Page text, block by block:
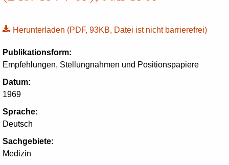
Herunterladen (PDF, 93KB, Datei ist nicht barrierefrei)
Publikationsform:
Empfehlungen, Stellungnahmen und Positionspapiere
Datum:
1969
Sprache:
Deutsch
Sachgebiete:
Medizin